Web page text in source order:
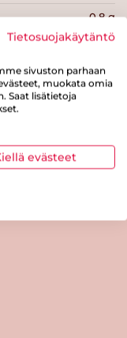
0.8 g
0.7 g
Tietosuojakäytäntö
sivuston parhaan
muokata omia
Saat lisätietoja
evästeet